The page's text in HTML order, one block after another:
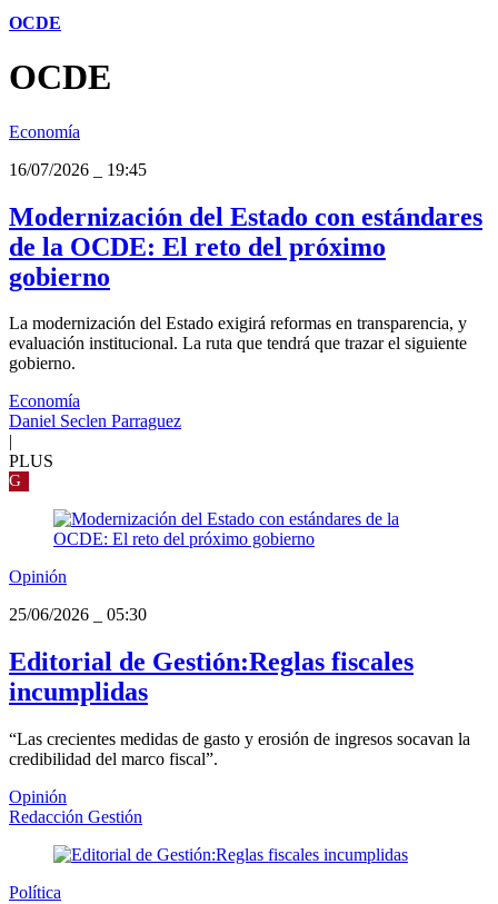
OCDE
OCDE
Economía
16/07/2026
19:45
Modernización del Estado con estándares
de la OCDE: El reto del próximo
gobierno
La modernización del Estado exigirá reformas en transparencia, y
evaluación institucional. La ruta que tendrá que trazar el siguiente
gobierno.
Economía
Daniel Seclen Parraguez
PLUS
G
Opinión
25/06/2026
05:30
Editorial de Gestión:Reglas fiscales
incumplidas
“Las crecientes medidas de gasto y erosión de ingresos socavan la
credibilidad del marco fiscal”.
Opinión
Redacción Gestión
Política